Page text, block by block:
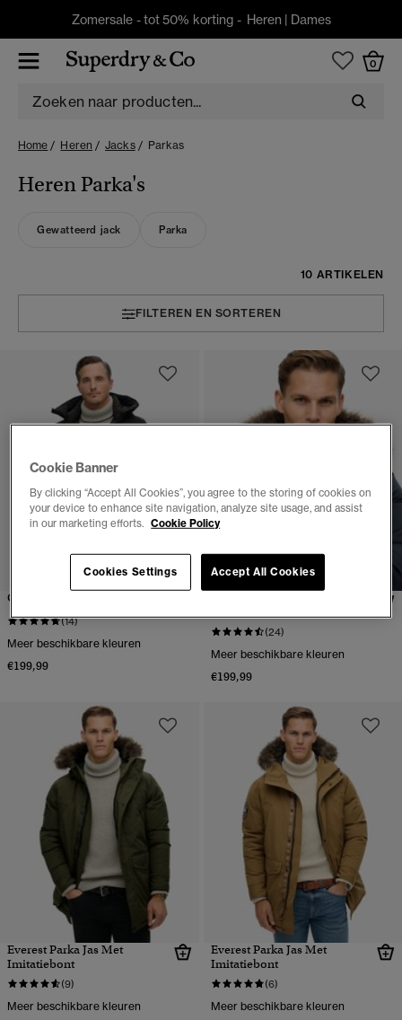
Zomersale - tot 50% korting - Heren | Dames
0
Home Heren Jacks Parkas
Heren Parka's
Gewatteerd jack Parka
10 ARTIKELEN
FILTEREN EN SORTEREN
City Gewatteerde Parka Jas
(14)
Meer beschikbare kleuren
€199,99
(24)
Meer beschikbare kleuren
€199,99
Everest Parka Jas Met
Imitatiebont
(9)
Meer beschikbare kleuren
Everest Parka Jas Met
Imitatiebont
(6)
Meer beschikbare kleuren
Cookie Banner
By clicking “Accept All Cookies”, you agree to the storing of cookies on
your device to enhance site navigation, analyze site usage, and assist
in our marketing efforts. Cookie Policy
Cookies Settings Accept All Cookies